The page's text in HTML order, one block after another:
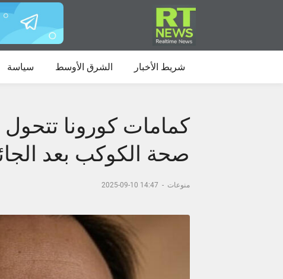
شريط الأخبار الشرق الأوسط سياسة
كمامات كورونا
صحة الكوكب بعد
منوعات -
14:47 10-09-2025